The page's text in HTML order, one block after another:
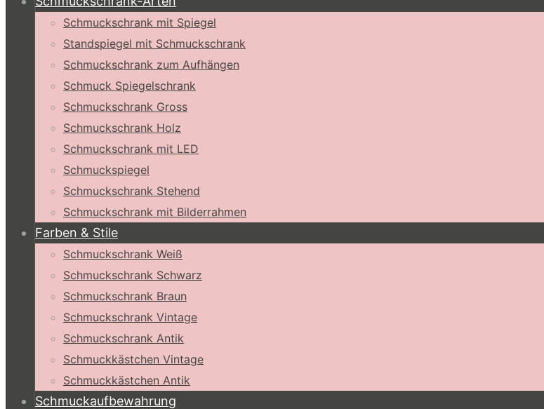
Schmuckschrank mit Spiegel
Standspiegel mit Schmuckschrank
Schmuckschrank zum Aufhängen
Schmuck Spiegelschrank
Schmuckschrank Gross
Schmuckschrank Holz
Schmuckschrank mit LED
Schmuckspiegel
Schmuckschrank Stehend
Schmuckschrank mit Bilderrahmen
Farben & Stile
Schmuckschrank Weiß
Schmuckschrank Schwarz
Schmuckschrank Braun
Schmuckschrank Vintage
Schmuckschrank Antik
Schmuckkästchen Vintage
Schmuckkästchen Antik
Schmuckaufbewahrung